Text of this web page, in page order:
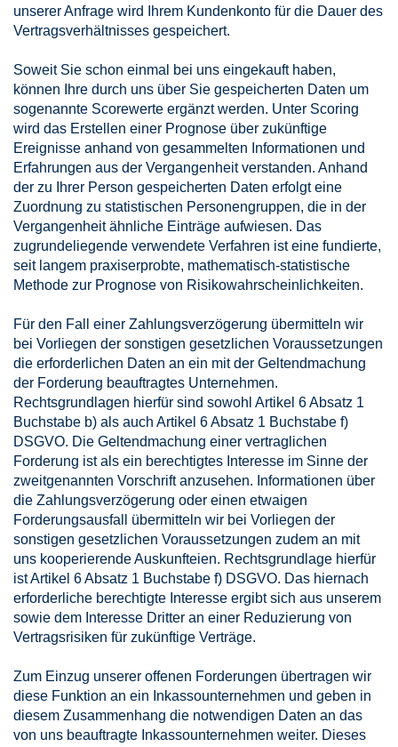
unserer Anfrage wird Ihrem Kundenkonto für die Dauer des
Vertragsverhältnisses gespeichert.
Soweit Sie schon einmal bei uns eingekauft haben,
können Ihre durch uns über Sie gespeicherten Daten um
sogenannte Scorewerte ergänzt werden. Unter Scoring
wird das Erstellen einer Prognose über zukünftige
Ereignisse anhand von gesammelten Informationen und
Erfahrungen aus der Vergangenheit verstanden. Anhand
der zu Ihrer Person gespeicherten Daten erfolgt eine
Zuordnung zu statistischen Personengruppen, die in der
Vergangenheit ähnliche Einträge aufwiesen. Das
zugrundeliegende verwendete Verfahren ist eine fundierte,
seit langem praxiserprobte, mathematisch-statistische
Methode zur Prognose von Risikowahrscheinlichkeiten.
Für den Fall einer Zahlungsverzögerung übermitteln wir
bei Vorliegen der sonstigen gesetzlichen Voraussetzungen
die erforderlichen Daten an ein mit der Geltendmachung
der Forderung beauftragtes Unternehmen.
Rechtsgrundlagen hierfür sind sowohl Artikel 6 Absatz 1
Buchstabe b) als auch Artikel 6 Absatz 1 Buchstabe f)
DSGVO. Die Geltendmachung einer vertraglichen
Forderung ist als ein berechtigtes Interesse im Sinne der
zweitgenannten Vorschrift anzusehen. Informationen über
die Zahlungsverzögerung oder einen etwaigen
Forderungsausfall übermitteln wir bei Vorliegen der
sonstigen gesetzlichen Voraussetzungen zudem an mit
uns kooperierende Auskunfteien. Rechtsgrundlage hierfür
ist Artikel 6 Absatz 1 Buchstabe f) DSGVO. Das hiernach
erforderliche berechtigte Interesse ergibt sich aus unserem
sowie dem Interesse Dritter an einer Reduzierung von
Vertragsrisiken für zukünftige Verträge.
Zum Einzug unserer offenen Forderungen übertragen wir
diese Funktion an ein Inkassounternehmen und geben in
diesem Zusammenhang die notwendigen Daten an das
von uns beauftragte Inkassounternehmen weiter. Dieses